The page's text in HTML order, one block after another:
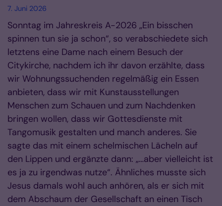
7. Juni 2026
Sonntag im Jahreskreis A-2026 „Ein bisschen
spinnen tun sie ja schon“, so verabschiedete sich
letztens eine Dame nach einem Besuch der
Citykirche, nachdem ich ihr davon erzählte, dass
wir Wohnungssuchenden regelmäßig ein Essen
anbieten, dass wir mit Kunstausstellungen
Menschen zum Schauen und zum Nachdenken
bringen wollen, dass wir Gottesdienste mit
Tangomusik gestalten und manch anderes. Sie
sagte das mit einem schelmischen Lächeln auf
den Lippen und ergänzte dann: „…aber vielleicht ist
es ja zu irgendwas nutze“. Ähnliches musste sich
Jesus damals wohl auch anhören, als er sich mit
dem Abschaum der Gesellschaft an einen Tisch